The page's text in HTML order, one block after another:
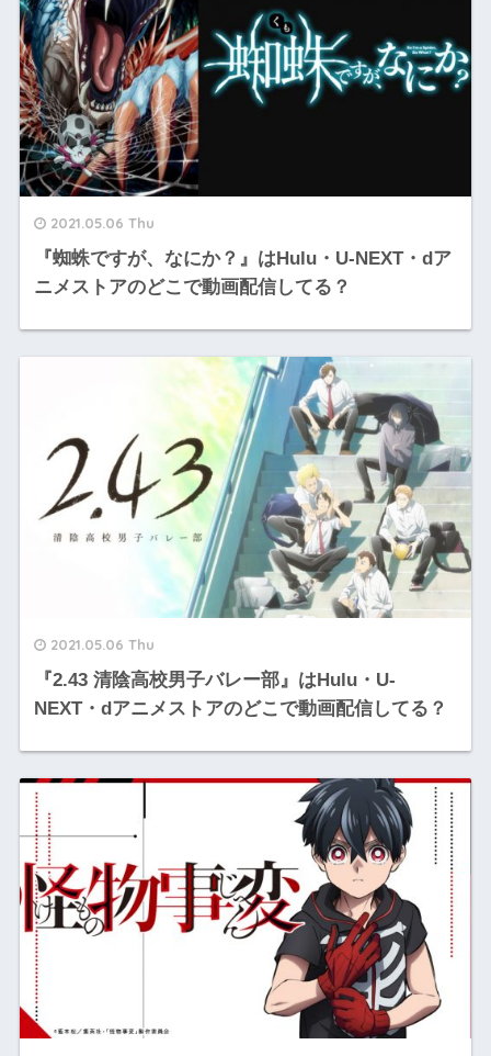
2021.05.06 Thu
『蜘蛛ですが、なにか？』はHulu・U-NEXT・dア
ニメストアのどこで動画配信してる？
2021.05.06 Thu
『2.43 清陰高校男子バレー部』はHulu・U-
NEXT・dアニメストアのどこで動画配信してる？